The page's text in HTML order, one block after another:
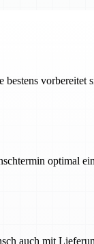
vorbereitet
optimal
auch mit